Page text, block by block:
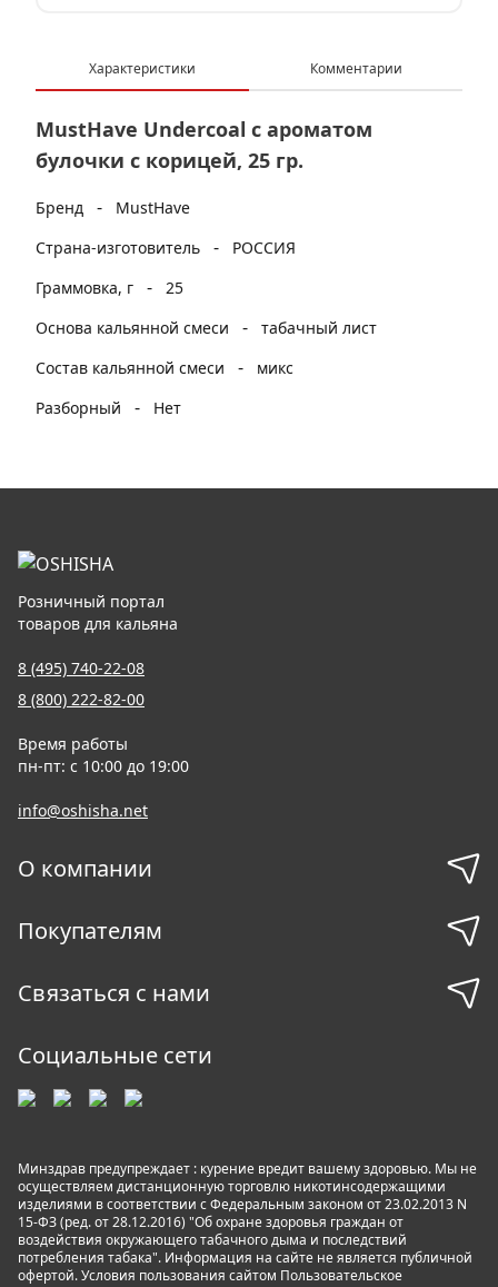
Характеристики Комментарии
MustHave Undercoal с ароматом
булочки с корицей, 25 гр.
Бренд -
MustHave
Страна-изготовитель
-
РОССИЯ
Граммовка, г
- 25
Основа кальянной смеси
- табачный лист
Состав кальянной смеси
-
микс
Разборный
- Нет
Розничный портал
товаров для кальяна
8 (495) 740-22-08
8 (800) 222-82-00
Время работы
пн-пт: с 10:00 до 19:00
info@oshisha.net
О компании
Покупателям
Связаться с нами
Социальные сети
Минздрав предупреждает : курение вредит вашему здоровью. Мы не
осуществляем дистанционную торговлю никотинсодержащими
изделиями в соответствии с Федеральным законом от 23.02.2013 N
15-ФЗ (ред. от 28.12.2016) "Об охране здоровья граждан от
воздействия окружающего табачного дыма и последствий
потребления табака". Информация на сайте не является публичной
офертой. Условия пользования сайтом Пользовательское